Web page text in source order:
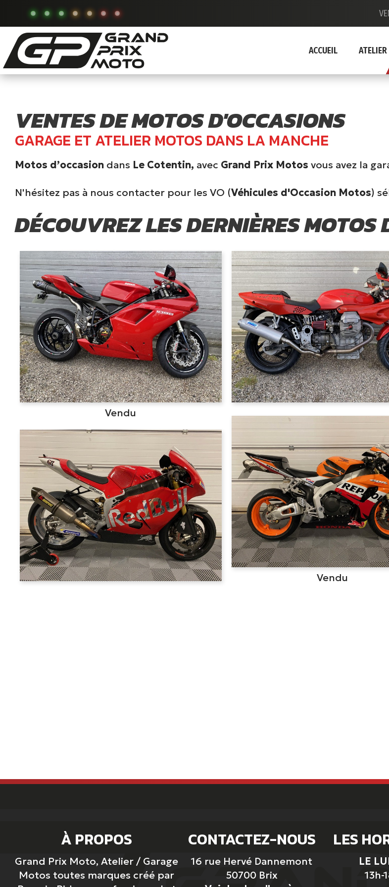
ACCUEIL ATELIER
VENTES DE MOTOS D'OCCASIONS
GARAGE ET ATELIER MOTOS DANS LA MANCHE
Motos d’occasion dans Le Cotentin, avec Grand Prix Motos vous avez la
N'hésitez pas à nous contacter pour les VO (Véhicules d'Occasion Motos)
DÉCOUVREZ LES DERNIÈRES MOTOS
Vendu
Vendu
À PROPOS
Grand Prix Moto, Atelier / Garage
Motos toutes marques créé par
CONTACTEZ-NOUS
16 rue Hervé Dannemont
50700 Brix
LES
LE
13h-